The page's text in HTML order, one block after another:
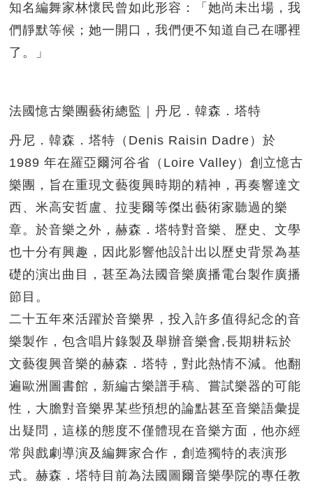
知名編舞家林懷民曾如此形容：「她尚未出場，我
們靜默等候；她一開口，我們便不知道自己在哪裡
了。」
法國憶古樂團藝術總監｜丹尼．韓森．塔特
丹尼．韓森．塔特（Denis Raisin Dadre）於
1989 年在羅亞爾河谷省（Loire Valley）創立憶古
樂團，旨在重現文藝復興時期的精神，再奏響達文
西、米高安哲盧、拉斐爾等傑出藝術家聽過的樂
章。於音樂之外，赫森．塔特對音樂、歷史、文學
也十分有興趣，因此影響他設計出以歷史背景為基
礎的演出曲目，甚至為法國音樂廣播電台製作廣播
節目。
二十五年來活躍於音樂界，投入許多值得紀念的音
樂製作，包含唱片錄製及舉辦音樂會,長期耕耘於
文藝復興音樂的赫森．塔特，對此熱情不減。他翻
遍歐洲圖書館，新編古樂譜手稿、嘗試樂器的可能
性，大膽對音樂界某些預想的論點甚至音樂語彙提
出疑問，這樣的態度不僅體現在音樂方面，他亦經
常與戲劇導演及編舞家合作，創造獨特的表演形
式。赫森．塔特目前為法國圖爾音樂學院的專任教